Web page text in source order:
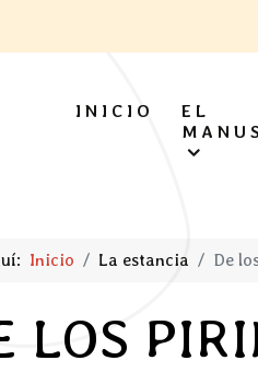
INICIO
EL
Inicio La estancia De
LOS